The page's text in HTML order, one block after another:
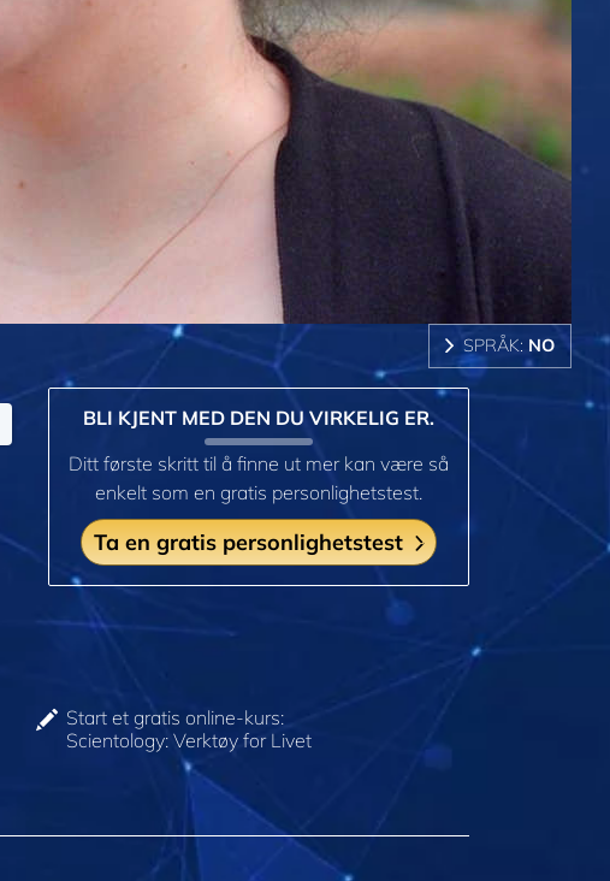
SPRÅK: NO
BLI KJENT MED DEN DU VIRKELIG ER.
Ditt første skritt til å finne ut mer kan være så
enkelt som en gratis personlighetstest.
Ta en gratis personlighetstest
Start et gratis online-kurs:
Scientology: Verktøy for Livet